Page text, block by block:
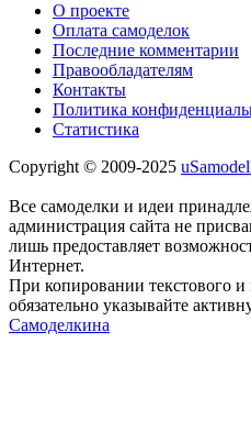
О проекте
Оплата самоделок
Последние комментарии
Правообладателям
Контакты
Политика
Статистика
Copyright © 2009-2025
Все самоделки и идеи
администрация сайта не
лишь предоставляет
Интернет.
При копировании текстового и
обязательно указывайте
Самоделкина